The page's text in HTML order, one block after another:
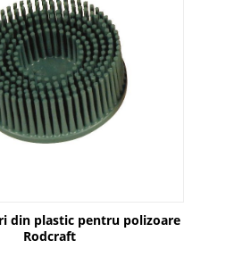
din plastic pentru polizoare
Rodcraft